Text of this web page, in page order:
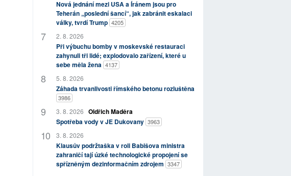
Nová jednání mezi USA a Íránem jsou pro
Teherán „poslední šancí“, jak zabránit eskalaci
války, tvrdí Trump 4205
2. 8. 2026
Při výbuchu bomby v moskevské restauraci
zahynuli tři lidé; explodovalo zařízení, které u
sebe měla žena 4137
5. 8. 2026
Záhada trvanlivosti římského betonu rozluštěna
3986
3. 8. 2026 Oldřich Maděra
Spotřeba vody v JE Dukovany 3963
3. 8. 2026
Klausův podržtaška v roli Babišova ministra
zahraničí tají úzké technologické propojení se
spřízněným dezinformačním zdrojem 3347